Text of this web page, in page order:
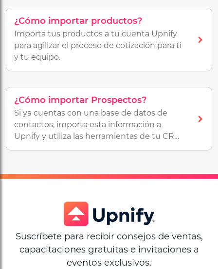
¿Cómo importar productos?
Importa tus productos a tu cuenta Upnify
para agilizar el proceso de cotización para ti
y tu equipo.
¿Cómo importar Prospectos?
Si ya cuentas con una base de datos de
contactos, importa esta información a
Upnify y utiliza las herramientas de tu CRM
Suscríbete para recibir consejos de ventas,
capacitaciones gratuitas e invitaciones a
eventos exclusivos.